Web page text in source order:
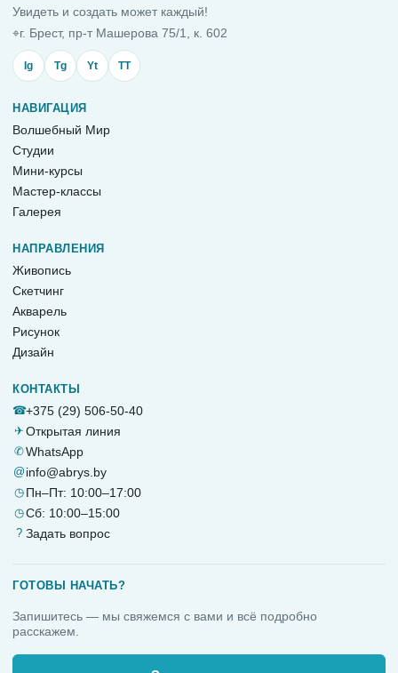
Увидеть и создать может каждый!
⌖г. Брест, пр-т Машерова 75/1, к. 602
Ig Tg Yt TT
НАВИГАЦИЯ
Волшебный Мир
Студии
Мини-курсы
Мастер-классы
Галерея
НАПРАВЛЕНИЯ
Живопись
Скетчинг
Акварель
Рисунок
Дизайн
КОНТАКТЫ
☎+375 (29) 506-50-40
✈ Открытая линия
✆WhatsApp
@ info@abrys.by
◷ Пн–Пт: 10:00–17:00
◷Сб: 10:00–15:00
? Задать вопрос
ГОТОВЫ НАЧАТЬ?
Запишитесь — мы свяжемся с вами и всё подробно
расскажем.